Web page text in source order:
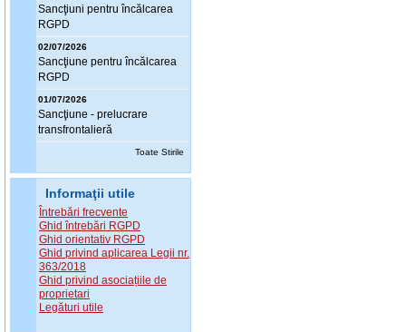
Sancţiuni pentru încălcarea
RGPD
02/07/2026
Sancţiune pentru încălcarea
RGPD
01/07/2026
Sancţiune - prelucrare
transfrontalieră
Toate Stirile
Informaţii utile
Întrebări frecvente
Ghid întrebări RGPD
Ghid orientativ RGPD
Ghid privind aplicarea Legii nr.
363/2018
Ghid privind asociațiile de
proprietari
Legături utile